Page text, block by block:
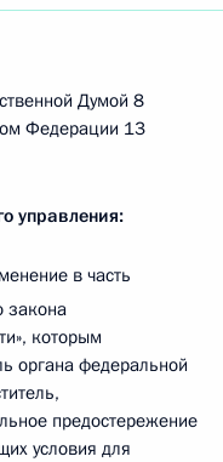
Думой 8
Федерации 13
управления:
в часть
закона
которым
органа федеральной
предостережение
условия для